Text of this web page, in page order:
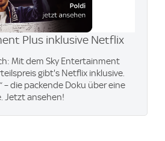
Plus inklusive Netflix
Mit dem Sky Entertainment
gibt's Netflix inklusive.
– die packende Doku über eine
Jetzt ansehen!